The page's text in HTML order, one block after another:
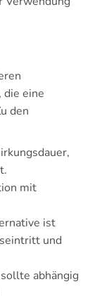
eine
den
mit
ist
und
abhängig